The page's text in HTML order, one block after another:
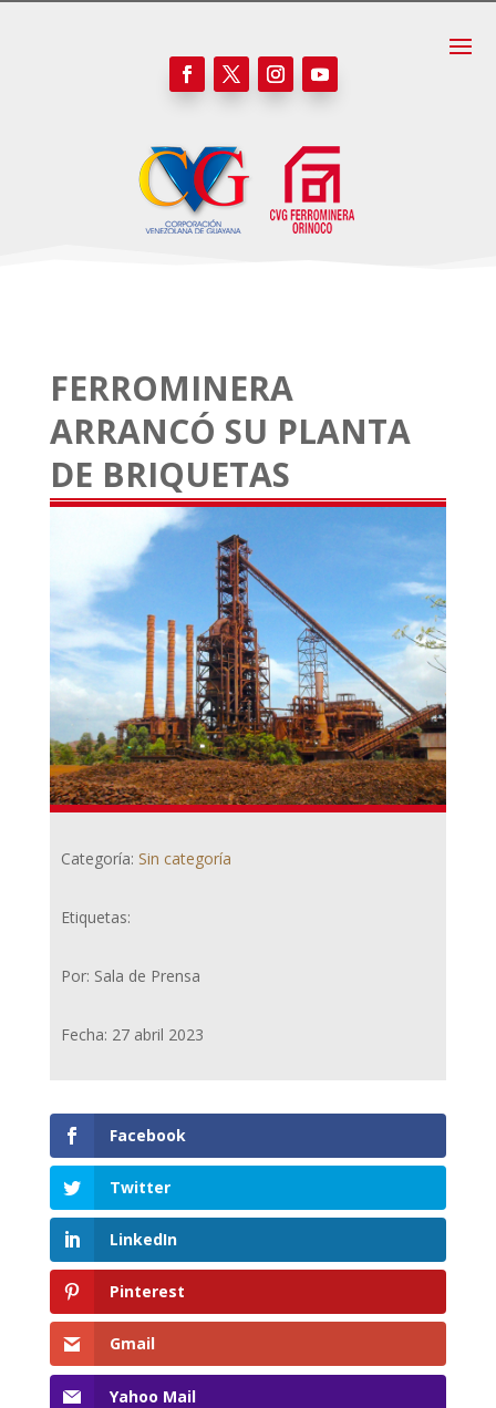
FERROMINERA
ARRANCÓ SU PLANTA
DE BRIQUETAS
Categoría: Sin categoría
Etiquetas:
Por: Sala de Prensa
Fecha: 27 abril 2023
Facebook
Twitter
LinkedIn
Pinterest
Gmail
Yahoo Mail